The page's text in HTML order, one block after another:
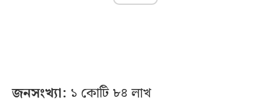
জনসংখ্যা: ১ কোটি ৮৪ লাখ